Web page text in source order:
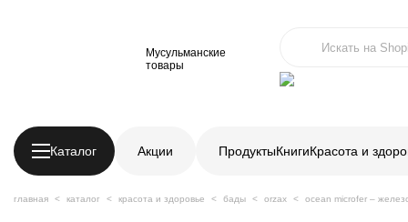
Мусульманские
товары
Каталог Акции ПродуктыКнигиКрасота и
главная каталог красота и здоровье бады orzax ocean microfer –